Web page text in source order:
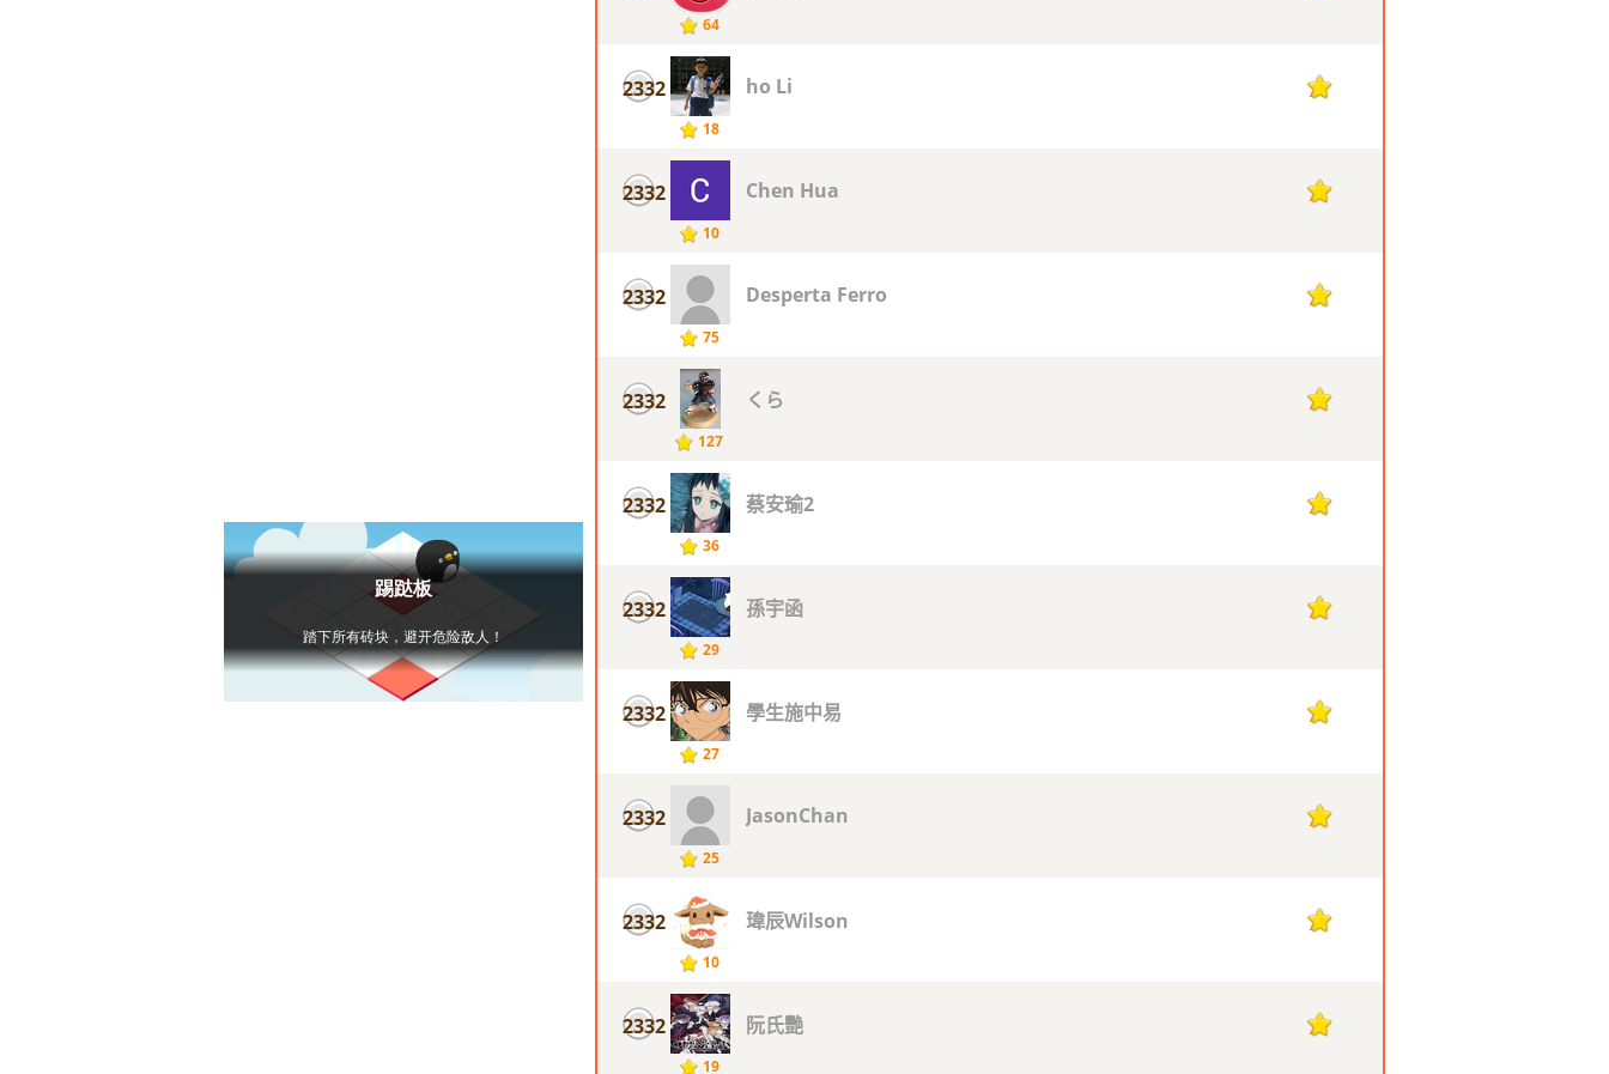
64
2332
18
ho Li 7
2332
10
Chen Hua 7
2332
75
Desperta Ferro 7
2332
127
くら 7
2332
36
蔡安瑜2 7
2332
29
孫宇函 7
2332
27
學生施中易 7
2332
25
JasonChan 7
2332
10
瑋辰Wilson 7
2332
19
阮氏艷 7